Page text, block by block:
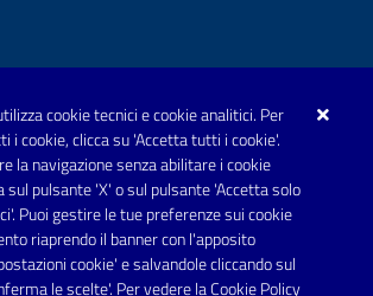
cookie tecnici e cookie analitici. Per
i cookie, clicca su 'Accetta tutti i cookie'.
la navigazione senza abilitare i cookie
sul pulsante 'X' o sul pulsante 'Accetta solo
Puoi gestire le tue preferenze sui cookie
riaprendo il banner con l'apposito
cookie' e salvandole cliccando sul
le scelte'. Per vedere la Cookie Policy